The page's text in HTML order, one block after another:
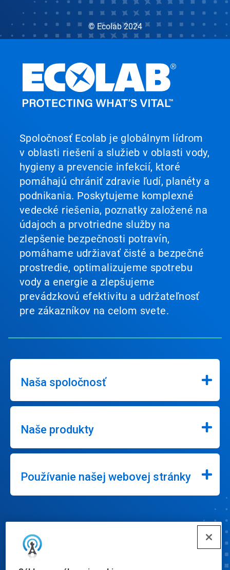
© Ecolab 2024
Spoločnosť Ecolab je globálnym lídrom
v oblasti riešení a služieb v oblasti vody,
hygieny a prevencie infekcií, ktoré
pomáhajú chrániť zdravie ľudí, planéty a
podnikania. Poskytujeme komplexné
vedecké riešenia, poznatky založené na
údajoch a prvotriedne služby na
zlepšenie bezpečnosti potravín,
pomáhame udržiavať čisté a bezpečné
prostredie, optimalizujeme spotrebu
vody a energie a zlepšujeme
prevádzkovú efektivitu a udržateľnosť
pre zákazníkov na celom svete.
Naša spoločnosť
Naše produkty
Používanie našej webovej stránky